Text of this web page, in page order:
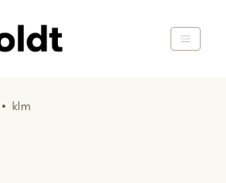
• klm